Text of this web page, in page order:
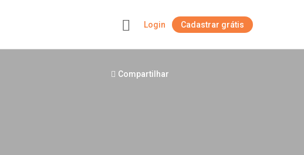
Login Cadastrar grátis
Compartilhar